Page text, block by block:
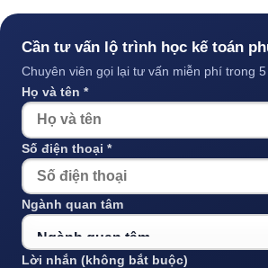
Cần tư vấn lộ trình học kế toán
Chuyên viên gọi lại tư vấn miễn phí trong
Họ và tên *
Số điện thoại *
Ngành quan tâm
Lời nhắn (không bắt buộc)